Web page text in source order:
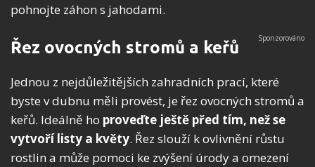
pohnojte záhon s jahodami.
Řez ovocných stromů a keřů
Jednou z nejdůležitějších zahradních prací, které
byste v dubnu měli provést, je řez ovocných stromů a
keřů. Ideálně ho proveďte ještě před tím, než se
vytvoří listy a květy. Řez slouží k ovlivnění růstu
rostlin a může pomoci ke zvýšení úrody a omezení